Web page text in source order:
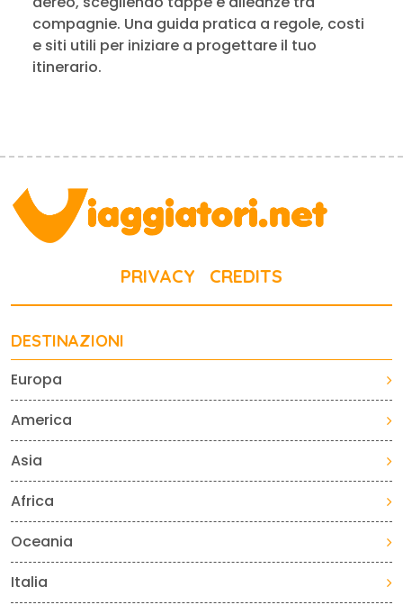
compagnie. Una guida pratica a regole, costi
e siti utili per iniziare a progettare il tuo
itinerario.
PRIVACY CREDITS
DESTINAZIONI
Europa
America
Asia
Africa
Oceania
Italia